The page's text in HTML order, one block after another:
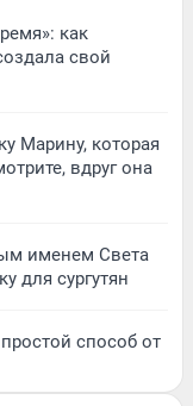
как
свой
Марину, которая
вдруг она
именем Света
для сургутян
способ от